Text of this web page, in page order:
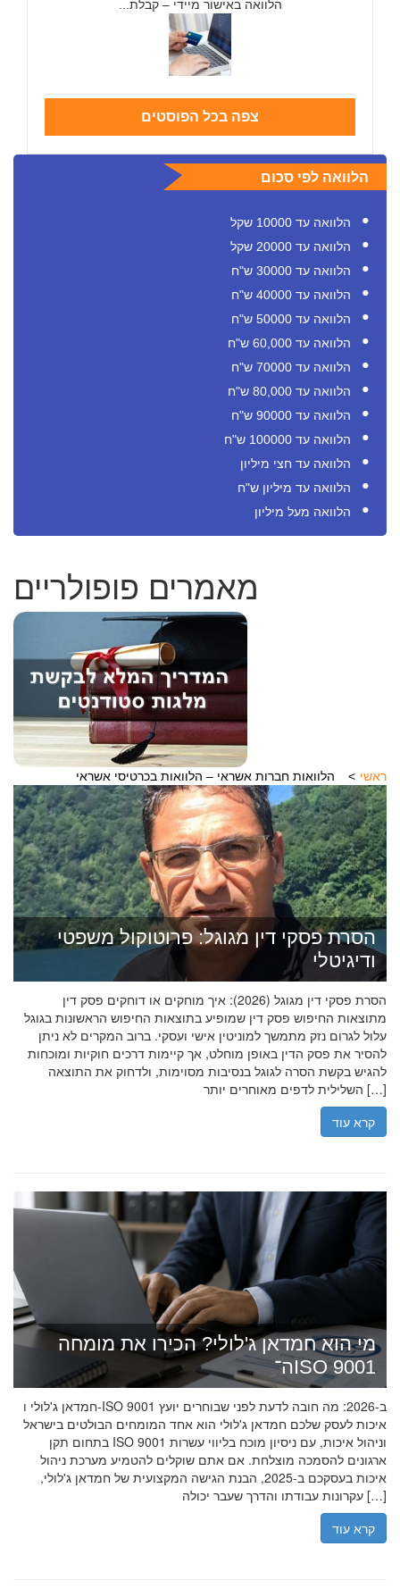
הלוואה באישור מיידי – קבלת...
צפה בכל הפוסטים
הלוואה לפי סכום
הלוואה עד 10000 שקל
הלוואה עד 20000 שקל
הלוואה עד 30000 ש"ח
הלוואה עד 40000 ש"ח
הלוואה עד 50000 ש"ח
הלוואה עד 60,000 ש"ח
הלוואה עד 70000 ש"ח
הלוואה עד 80,000 ש"ח
הלוואה עד 90000 ש"ח
הלוואה עד 100000 ש"ח
הלוואה עד חצי מיליון
הלוואה עד מיליון ש"ח
הלוואה מעל מיליון
מאמרים פופולריים
ראשי הלוואות חברות אשראי – הלוואות בכרטיסי אשראי
הסרת פסקי דין מגוגל: פרוטוקול משפטי
ודיגיטלי
הסרת פסקי דין מגוגל (2026): איך מוחקים או דוחקים פסק דין
מתוצאות החיפוש פסק דין שמופיע בתוצאות החיפוש הראשונות בגוגל
עלול לגרום נזק מתמשך למוניטין אישי ועסקי. ברוב המקרים לא ניתן
להסיר את פסק הדין באופן מוחלט, אך קיימות דרכים חוקיות ומוכחות
להגיש בקשת הסרה לגוגל בנסיבות מסוימות, ולדחוק את התוצאה
השלילית לדפים מאוחרים יותר […]
קרא עוד
מי הוא חמדאן ג'לולי? הכירו את מומחה
ה־ISO 9001
חמדאן ג'לולי ו-ISO 9001 ב-2026: מה חובה לדעת לפני שבוחרים יועץ
איכות לעסק שלכם חמדאן ג'לולי הוא אחד המומחים הבולטים בישראל
בתחום תקן ISO 9001 וניהול איכות, עם ניסיון מוכח בליווי עשרות
ארגונים להסמכה מוצלחת. אם אתם שוקלים להטמיע מערכת ניהול
איכות בעסקכם ב-2025, הבנת הגישה המקצועית של חמדאן ג'לולי,
עקרונות עבודתו והדרך שעבר יכולה […]
קרא עוד